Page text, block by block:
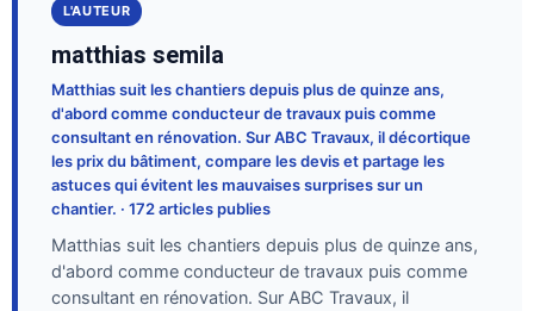
L'AUTEUR
matthias semila
Matthias suit les chantiers depuis plus de quinze ans,
d'abord comme conducteur de travaux puis comme
consultant en rénovation. Sur ABC Travaux, il décortique
les prix du bâtiment, compare les devis et partage les
astuces qui évitent les mauvaises surprises sur un
chantier. · 172 articles publies
Matthias suit les chantiers depuis plus de quinze ans,
d'abord comme conducteur de travaux puis comme
consultant en rénovation. Sur ABC Travaux, il